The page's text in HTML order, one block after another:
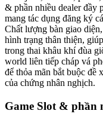
& phần nhiều dealer đầy
mang tác dụng đăng ký
Chất lượng bàn giao
hình trạng thân thiện,
trong thai khâu khí đùa
world liên tiếp cháp vá
để thỏa mãn bắt buộc đề
của chứng nhân nghịch.
Game Slot & phần